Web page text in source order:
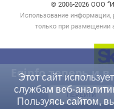
Eqinfo теперь и в
ПЕРЕЙТИ
© 2006‑2026 ООО
Использование информации,
только при размещении
Этот сайт использует
службам веб-
Пользуясь сайтом,